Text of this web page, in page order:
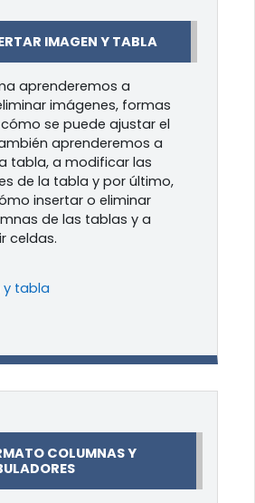
IMAGEN Y TABLA
aprenderemos a
imágenes, formas
se puede ajustar el
aprenderemos a
tabla, a modificar las
de la tabla y por último,
insertar o eliminar
de las tablas y a
celdas.
y tabla
COLUMNAS Y